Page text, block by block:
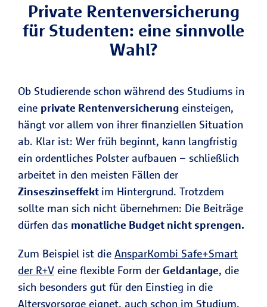
Private Rentenversicherung
für Studenten: eine sinnvolle
Wahl?
Ob Studierende schon während des Studiums in
eine private Rentenversicherung einsteigen,
hängt vor allem von ihrer finanziellen Situation
ab. Klar ist: Wer früh beginnt, kann langfristig
ein ordentliches Polster aufbauen – schließlich
arbeitet in den meisten Fällen der
Zinseszinseffekt im Hintergrund. Trotzdem
sollte man sich nicht übernehmen: Die Beiträge
dürfen das monatliche Budget nicht sprengen.
Zum Beispiel ist die AnsparKombi Safe+Smart
der R+V eine flexible Form der Geldanlage, die
sich besonders gut für den Einstieg in die
Altersvorsorge eignet, auch schon im Studium.